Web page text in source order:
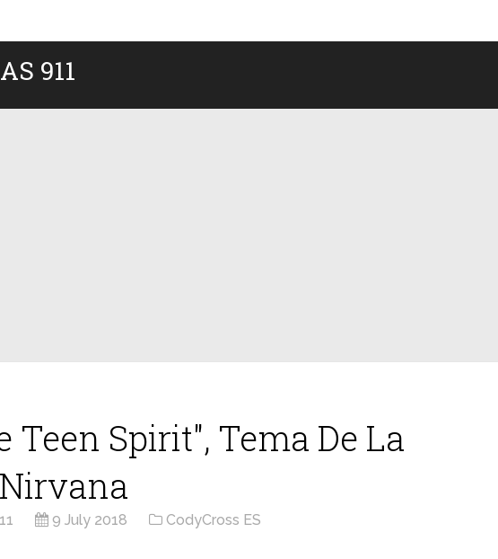
911
Teen Spirit", Tema De La
9 July 2018 CodyCross ES